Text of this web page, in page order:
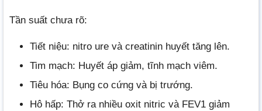
Tần suất chưa rõ:
Tiết niệu: nitro ure và creatinin huyết tăng lên.
Tim mạch: Huyết áp giảm, tĩnh mạch viêm.
Tiêu hóa: Bụng co cứng và bị trướng.
Hô hấp: Thở ra nhiều oxit nitric và FEV1 giảm